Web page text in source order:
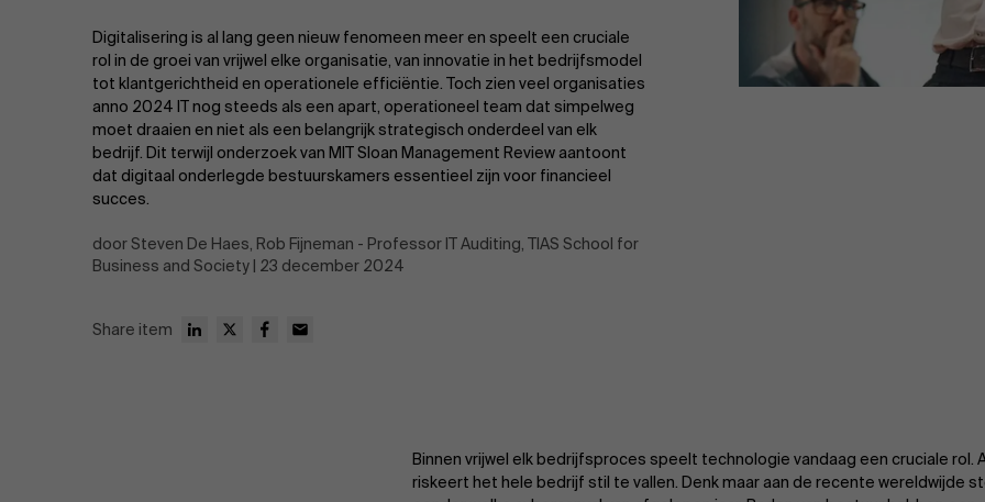
Vastgoed
Strategie & Innovatie
Supply Chain
Sustainable Transformation
Digitalisering is al lang geen nieuw fenomeen meer en speelt een cruciale
rol in de groei van vrijwel elke organisatie, van innovatie in het bedrijfsmodel
tot klantgerichtheid en operationele efficiëntie. Toch zien veel organisaties
anno 2024 IT nog steeds als een apart, operationeel team dat simpelweg
moet draaien en niet als een belangrijk strategisch onderdeel van elk
bedrijf. Dit terwijl onderzoek van MIT Sloan Management Review aantoont
dat digitaal onderlegde bestuurskamers essentieel zijn voor financieel
succes.
door Steven De Haes, Rob Fijneman - Professor IT Auditing, TIAS School for
Business and Society | 23 december 2024
Share item
Binnen vrijwel elk bedrijfsproces speelt technologie vandaag een cruciale rol.
riskeert het hele bedrijf stil te vallen. Denk maar aan de recente wereldwijde